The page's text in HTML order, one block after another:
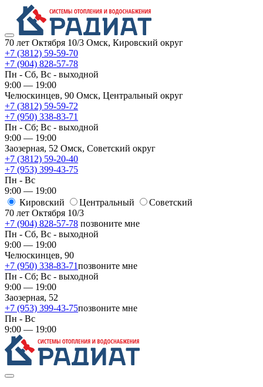
70 лет Октября 10/3 Омск, Кировский округ
+7 (3812) 59-59-70
+7 (904) 828-57-78
Пн - Сб, Вс - выходной
9:00 — 19:00
Челюскинцев, 90 Омск, ​Центральный округ
+7 (3812) 59-59-72
+7 (950) 338-83-71
Пн - Сб; Вс - выходной
9:00 — 19:00
Заозерная, 52 Омск, ​Советский округ
+7 (3812) 59-20-40
+7 (953) 399-43-75
Пн - Вс
9:00 — 19:00
Кировский
​Центральный
​Советский
70 лет Октября 10/3
+7 (904) 828-57-78 позвоните мне
Пн - Сб, Вс - выходной
9:00 — 19:00
Челюскинцев, 90
+7 (950) 338-83-71позвоните мне
Пн - Сб; Вс - выходной
9:00 — 19:00
Заозерная, 52
+7 (953) 399-43-75позвоните мне
Пн - Вс
9:00 — 19:00